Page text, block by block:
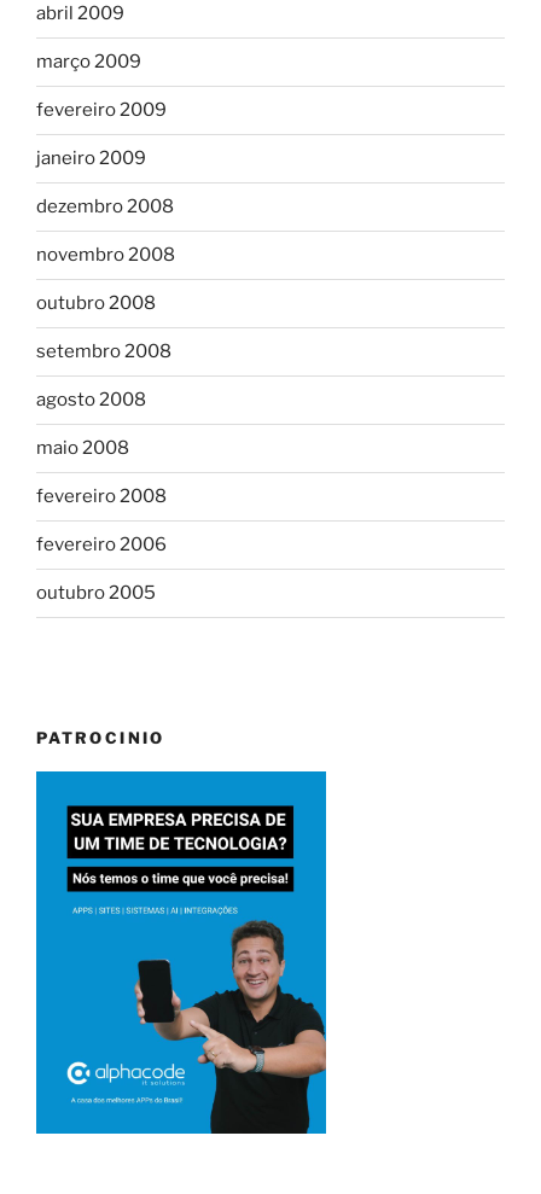
abril 2009
março 2009
fevereiro 2009
janeiro 2009
dezembro 2008
novembro 2008
outubro 2008
setembro 2008
agosto 2008
maio 2008
fevereiro 2008
fevereiro 2006
outubro 2005
PATROCINIO